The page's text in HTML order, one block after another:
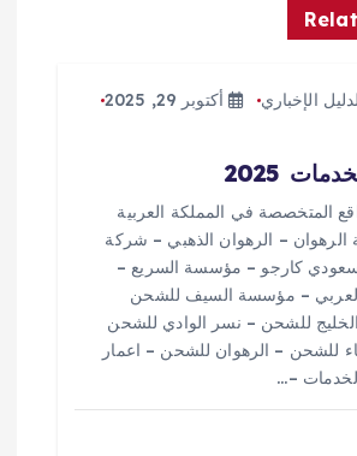
الإخباري
أكتوبر 29, 2025
2025
المتخصصة في المملكة العربية
الرهوان – الرهوان الذهبي – شركة
كارجو – مؤسسة السريع –
– مؤسسة السيف للشحن
للشحن – نسر الوادي للشحن
للشحن – الرهوان للشحن – اعمار
–…